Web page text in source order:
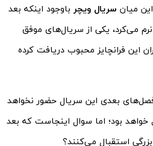
میان سریال ویچر باوجود اینکه بعد
می‌کرد، یکی از سریال‌های موفق
این فرانچایز محبوب دریافت کرده
بعدی این سریال حضور نخواهد
بود؛ اما سوال اینجاست که بعد
استقبال می‌کنند؟